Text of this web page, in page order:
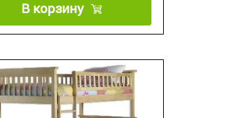
В корзину